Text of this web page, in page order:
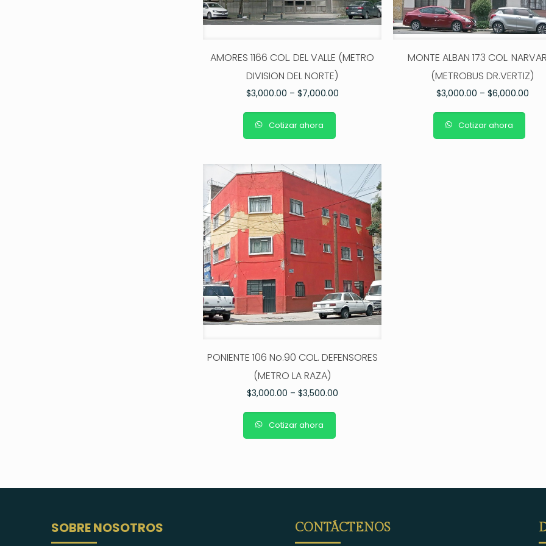
AMORES 1166 COL. DEL VALLE (METRO
DIVISION DEL NORTE)
$3,000.00 – $7,000.00
Cotizar ahora
MONTE ALBAN 173 COL.
(METROBUS DR.VERTIZ)
$3,000.00 – $6,000.00
Cotizar ahora
PONIENTE 106 No.90 COL. DEFENSORES
(METRO LA RAZA)
$3,000.00 – $3,500.00
Cotizar ahora
SOBRE NOSOTROS CONTÁCTENOS